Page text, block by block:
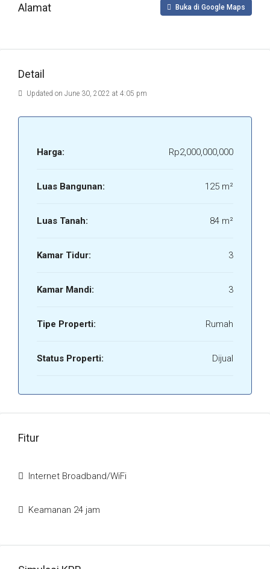
Alamat Buka di Google Maps
Detail
Updated on June 30, 2022 at 4:05 pm
Harga: Rp2,000,000,000
Luas Bangunan: 125 m²
Luas Tanah: 84 m²
Kamar Tidur: 3
Kamar Mandi: 3
Tipe Properti: Rumah
Status Properti: Dijual
Fitur
Internet Broadband/WiFi
Keamanan 24 jam